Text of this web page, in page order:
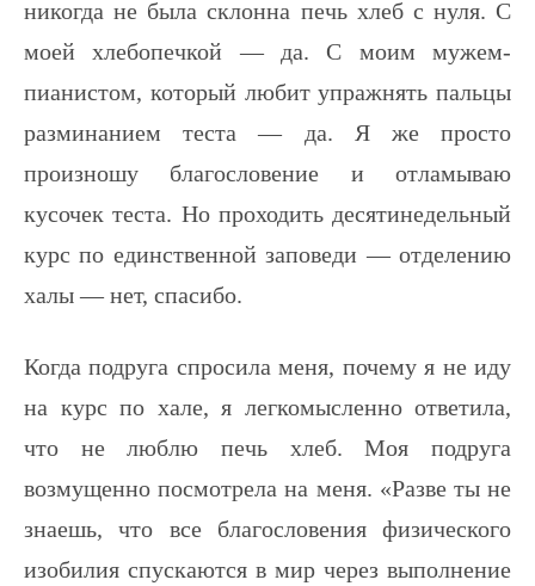
никогда не была склонна печь хлеб с нуля. С
моей хлебопечкой — да. С моим мужем-
пианистом, который любит упражнять пальцы
разминанием теста — да. Я же просто
произношу благословение и отламываю
кусочек теста. Но проходить десятинедельный
курс по единственной заповеди — отделению
халы — нет, спасибо.
Когда подруга спросила меня, почему я не иду
на курс по хале, я легкомысленно ответила,
что не люблю печь хлеб. Моя подруга
возмущенно посмотрела на меня. «Разве ты не
знаешь, что все благословения физического
изобилия спускаются в мир через выполнение